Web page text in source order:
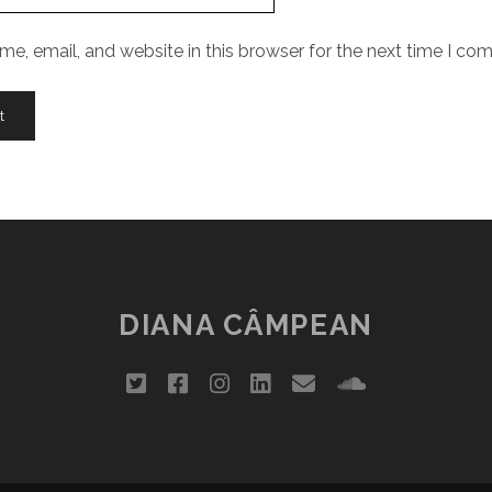
email, and website in this browser for the next time I
DIANA CÂMPEAN
twitterfacebookinstagram
linkedin
emailsoundcloud